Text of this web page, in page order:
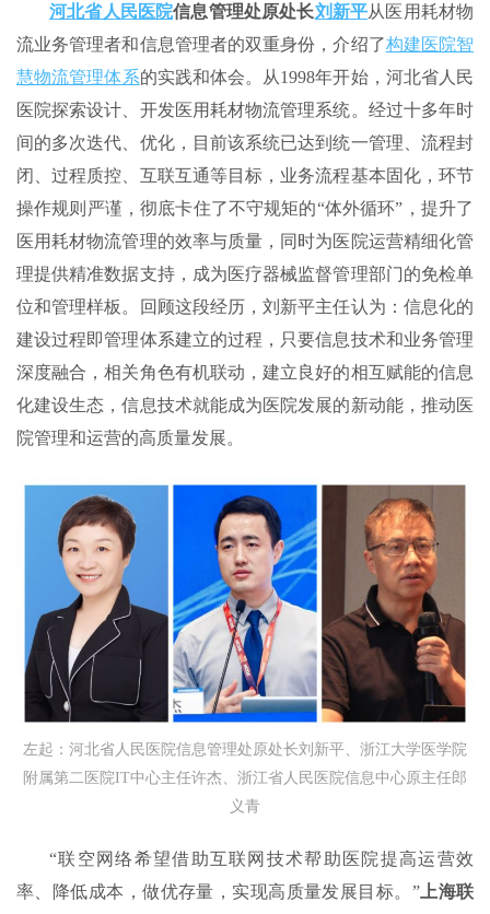
河北省人民医院信息管理处原处长刘新平从医用耗材物
流业务管理者和信息管理者的双重身份，介绍了构建医院智
慧物流管理体系的实践和体会。从1998年开始，河北省人民
医院探索设计、开发医用耗材物流管理系统。经过十多年时
间的多次迭代、优化，目前该系统已达到统一管理、流程封
闭、过程质控、互联互通等目标，业务流程基本固化，环节
操作规则严谨，彻底卡住了不守规矩的“体外循环”，提升了
医用耗材物流管理的效率与质量，同时为医院运营精细化管
理提供精准数据支持，成为医疗器械监督管理部门的免检单
位和管理样板。回顾这段经历，刘新平主任认为：信息化的
建设过程即管理体系建立的过程，只要信息技术和业务管理
深度融合，相关角色有机联动，建立良好的相互赋能的信息
化建设生态，信息技术就能成为医院发展的新动能，推动医
院管理和运营的高质量发展。
左起：河北省人民医院信息管理处原处长刘新平、浙江大学医学院
附属第二医院IT中心主任许杰、浙江省人民医院信息中心原主任郎
义青
“联空网络希望借助互联网技术帮助医院提高运营效
率、降低成本，做优存量，实现高质量发展目标。”上海联